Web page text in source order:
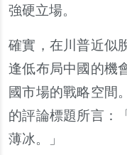
強硬立場。
確實，在川普近似
逢低布局中國的機
國市場的戰略空間
的評論標題所言：
薄冰。」